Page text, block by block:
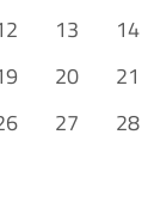
13 14
20 21
27 28